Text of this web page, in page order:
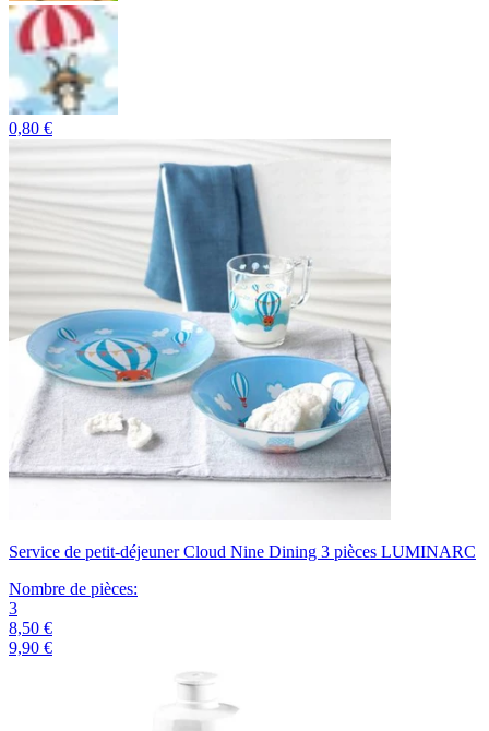
0,80 €
Service de petit-déjeuner Cloud Nine Dining 3 pièces LUMINARC
Nombre de pièces:
3
8,50 €
9,90 €